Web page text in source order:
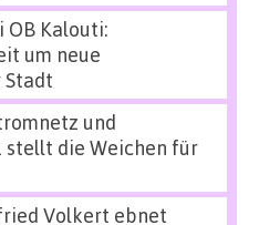
OB Kalouti:
um neue
und
stellt die Weichen für
Volkert ebnet